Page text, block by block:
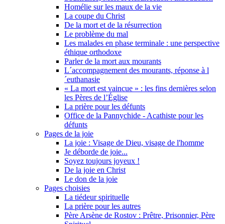
Homélie sur les maux de la vie
La coupe du Christ
De la mort et de la résurrection
Le problème du mal
Les malades en phase terminale : une perspective
éthique orthodoxe
Parler de la mort aux mourants
L´accompagnement des mourants, réponse à l
´euthanasie
« La mort est vaincue » : les fins dernières selon
les Pères de l’Église
La prière pour les défunts
Office de la Pannychide - Acathiste pour les
défunts
Pages de la joie
La joie : Visage de Dieu, visage de l'homme
Je déborde de joie...
Soyez toujours joyeux !
De la joie en Christ
Le don de la joie
Pages choisies
La tiédeur spirituelle
La prière pour les autres
Père Arsène de Rostov : Prêtre, Prisonnier, Père